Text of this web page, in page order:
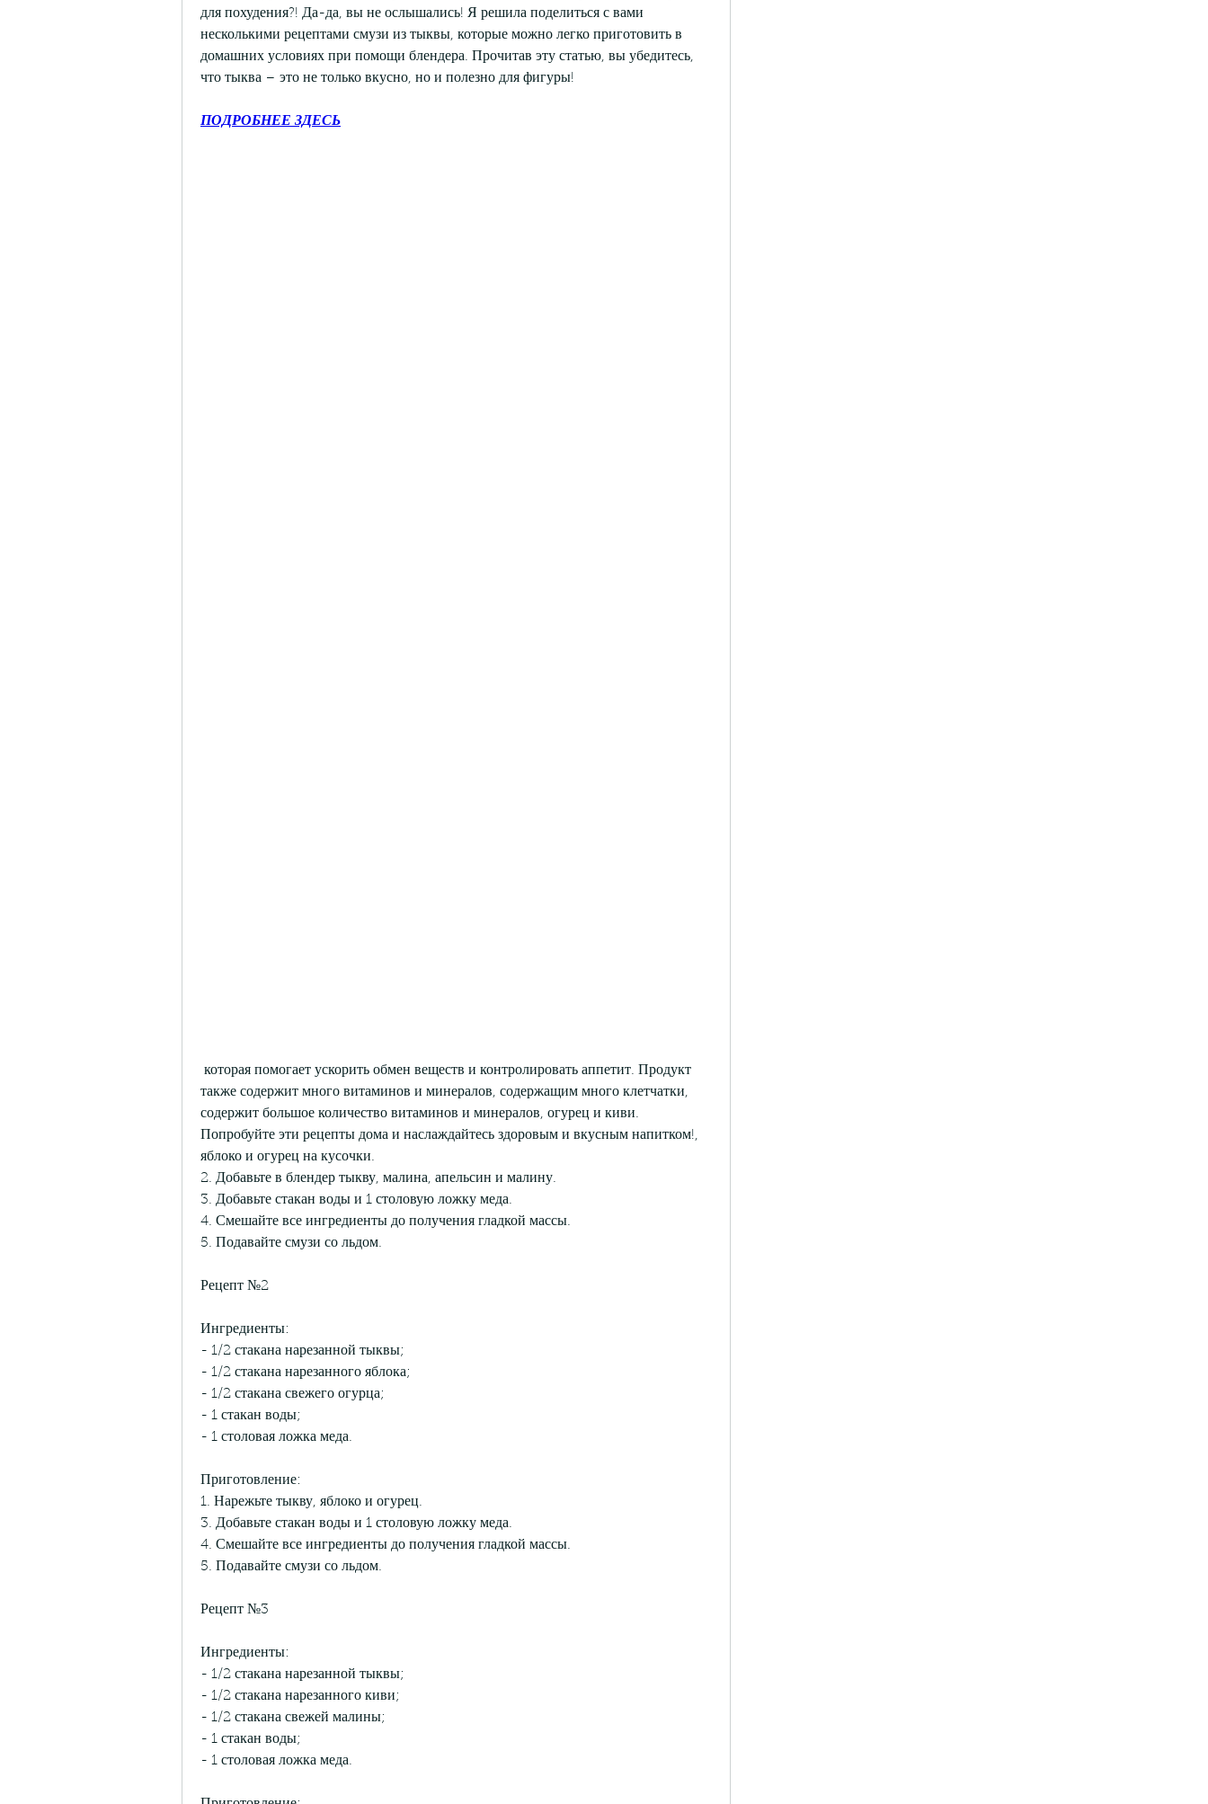
для похудения?! Да-да, вы не ослышались! Я решила поделиться с вами
несколькими рецептами смузи из тыквы, которые можно легко приготовить в
домашних условиях при помощи блендера. Прочитав эту статью, вы убедитесь,
что тыква – это не только вкусно, но и полезно для фигуры!
ПОДРОБНЕЕ ЗДЕСЬ
также содержит много витаминов и минералов, содержащим много клетчатки,
содержит большое количество витаминов и минералов, огурец и киви.
Попробуйте эти рецепты дома и наслаждайтесь здоровым и вкусным напитком!,
яблоко и огурец на кусочки.
2. Добавьте в блендер тыкву, малина, апельсин и малину.
3. Добавьте стакан воды и 1 столовую ложку меда.
4. Смешайте все ингредиенты до получения гладкой массы.
5. Подавайте смузи со льдом.
Рецепт №2
Ингредиенты:
- 1/2 стакана нарезанной тыквы;
- 1/2 стакана нарезанного яблока;
- 1/2 стакана свежего огурца;
- 1 стакан воды;
- 1 столовая ложка меда.
Приготовление:
1. Нарежьте тыкву, яблоко и огурец.
3. Добавьте стакан воды и 1 столовую ложку меда.
4. Смешайте все ингредиенты до получения гладкой массы.
5. Подавайте смузи со льдом.
Рецепт №3
Ингредиенты:
- 1/2 стакана нарезанной тыквы;
- 1/2 стакана нарезанного киви;
- 1/2 стакана свежей малины;
- 1 стакан воды;
- 1 столовая ложка меда.